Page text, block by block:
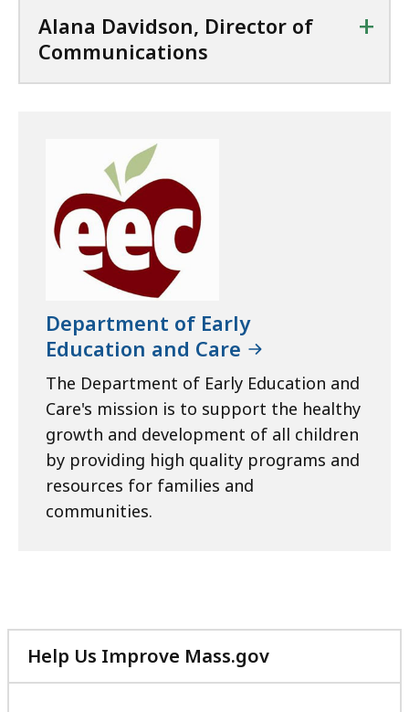
Alana Davidson, Director of
Communications
+
Department of Early
Education and Care
The Department of Early Education and
Care's mission is to support the healthy
growth and development of all children
by providing high quality programs and
resources for families and
communities.
Help Us Improve Mass.gov
with